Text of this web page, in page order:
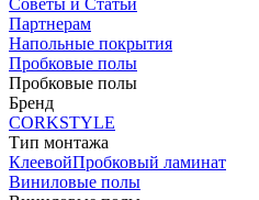
Советы и Статьи
Партнерам
Напольные покрытия
Пробковые полы
Пробковые полы
Бренд
CORKSTYLE
Тип монтажа
КлеевойПробковый ламинат
Виниловые полы